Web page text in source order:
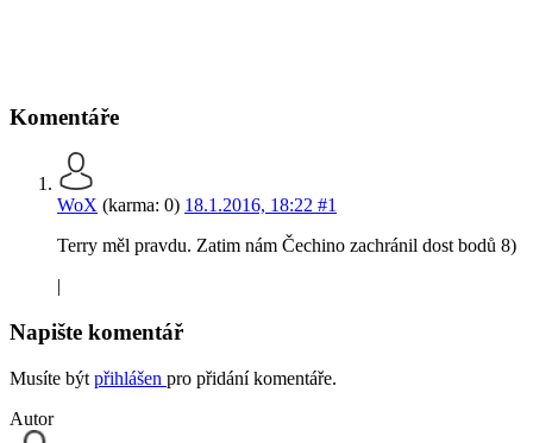
Komentáře
WoX (karma: 0) 18.1.2016, 18:22 #1
Terry měl pravdu. Zatim nám Čechino zachránil dost bodů 8)
|
Napište komentář
Musíte být přihlášen pro přidání komentáře.
Autor